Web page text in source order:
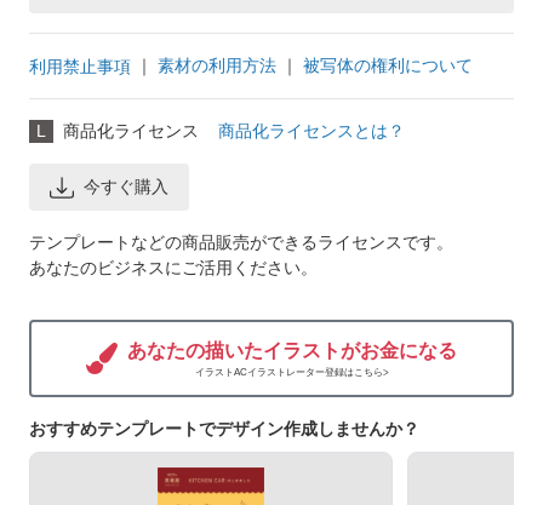
利用禁止事項 ｜ 素材の利用方法 ｜ 被写体の権利について
L 商品化ライセンス 商品化ライセンスとは？
今すぐ購入
テンプレートなどの商品販売ができるライセンスです。
あなたのビジネスにご活用ください。
あなたの描いたイラストがお金になる
イラストACイラストレーター登録はこちら>
おすすめテンプレートでデザイン作成しませんか？